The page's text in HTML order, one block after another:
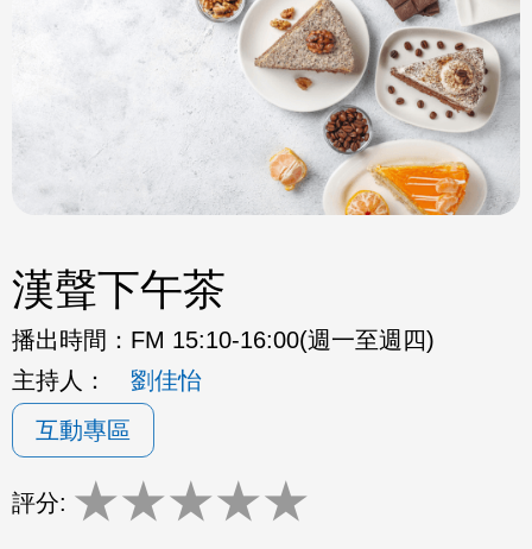
漢聲下午茶
播出時間： FM 15:10-16:00(週一至週四)
主持人：
劉佳怡
互動專區
評分: ★★★★★